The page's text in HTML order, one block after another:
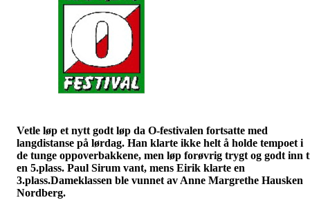
Vetle løp et nytt godt løp da O-festivalen fortsatte med
langdistanse på lørdag. Han klarte ikke helt å holde tempoet i
de tunge oppoverbakkene, men løp forøvrig trygt og godt inn
en 5.plass. Paul Sirum vant, mens Eirik klarte en
3.plass.Dameklassen ble vunnet av Anne Margrethe Hausken
Nordberg.